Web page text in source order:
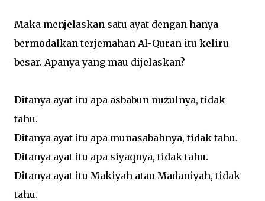
Maka menjelaskan satu ayat dengan hanya
bermodalkan terjemahan Al-Quran itu keliru
besar. Apanya yang mau dijelaskan?
Ditanya ayat itu apa asbabun nuzulnya, tidak
tahu.
Ditanya ayat itu apa munasabahnya, tidak tahu.
Ditanya ayat itu apa siyaqnya, tidak tahu.
Ditanya ayat itu Makiyah atau Madaniyah, tidak
tahu.